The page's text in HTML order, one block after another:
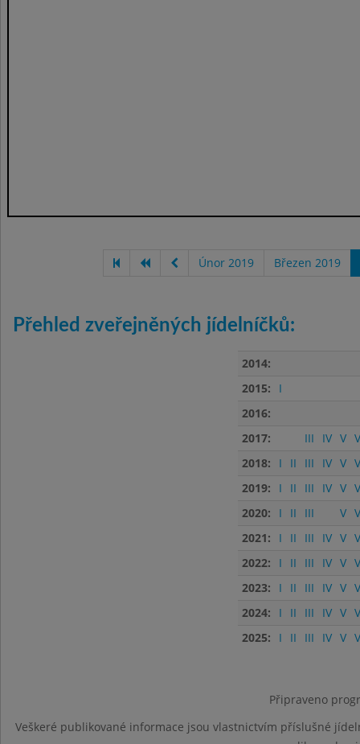
Únor 2019 Březen 2019
Přehled zveřejněných jídelníčků:
2014:
2015:
I
2016:
2017:
III IV V
2018:
I II III IV V
2019:
I II III IV V
2020:
I II III V
2021:
I II III IV V
2022:
I II III IV V
2023:
I II III IV V
2024:
I II III IV V
2025:
I II III IV V
Připraveno
Veškeré publikované informace jsou vlastnictvím příslušné